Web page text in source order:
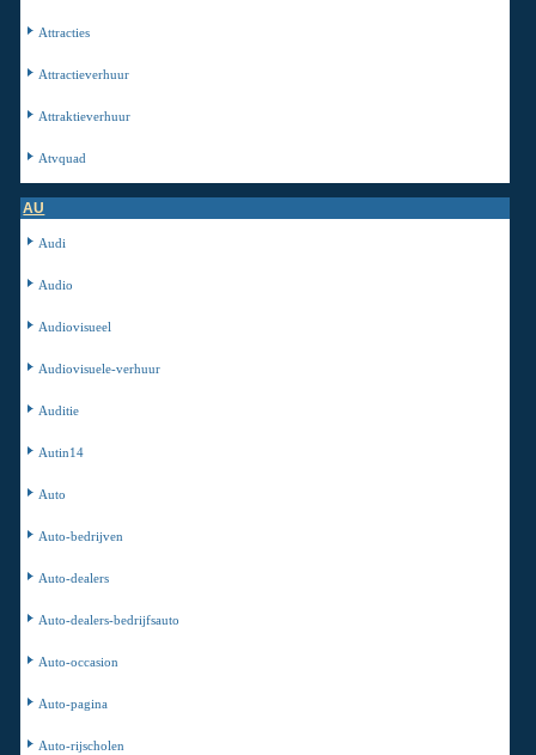
Attracties
Attractieverhuur
Attraktieverhuur
Atvquad
AU
Audi
Audio
Audiovisueel
Audiovisuele-verhuur
Auditie
Autin14
Auto
Auto-bedrijven
Auto-dealers
Auto-dealers-bedrijfsauto
Auto-occasion
Auto-pagina
Auto-rijscholen